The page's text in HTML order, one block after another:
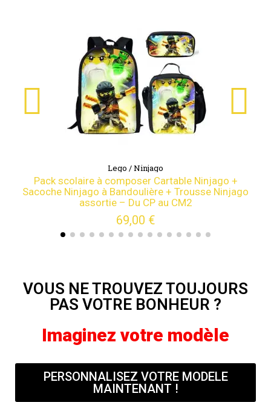
Lego / Ninjago
Pack scolaire à composer Cartable Ninjago +
Sacoche Ninjago à Bandoulière + Trousse Ninjago
assortie – Du CP au CM2
69,00 €
VOUS NE TROUVEZ TOUJOURS
PAS VOTRE BONHEUR ?
Imaginez votre modèle
PERSONNALISEZ VOTRE MODELE
MAINTENANT !